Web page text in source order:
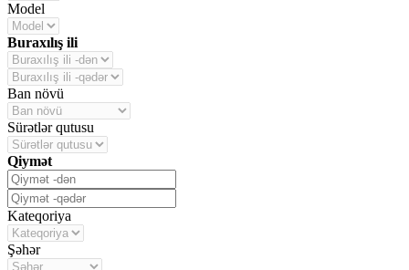
Model
Buraxılış ili
Ban növü
Sürətlər qutusu
Qiymət
Kateqoriya
Şəhər